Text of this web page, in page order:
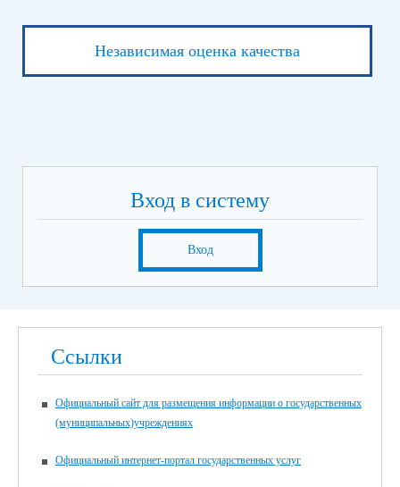
Независимая оценка качества
Вход в систему
Вход
Ссылки
Официальный сайт для размещения информации о государственных
(муниципальных)учреждениях
Официальный интернет-портал государственных услуг